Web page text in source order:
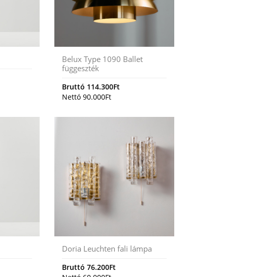
Belux Type 1090 Ballet
függeszték
Bruttó 114.300Ft
Nettó90.000Ft
Doria Leuchten fali lámpa
Bruttó76.200Ft